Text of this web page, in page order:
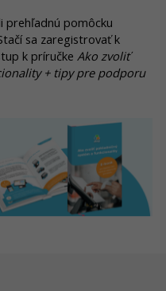
prehľadnú pomôcku
sa zaregistrovať k
k príručke Ako zvoliť
+ tipy pre podporu